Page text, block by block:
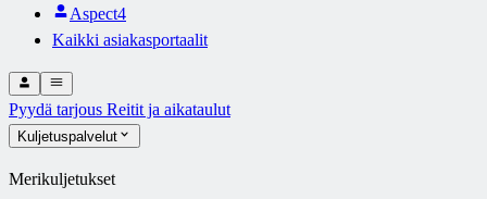
Aspect4
Kaikki asiakasportaalit
Pyydä tarjous Reitit ja aikataulut
Kuljetuspalvelut
Merikuljetukset